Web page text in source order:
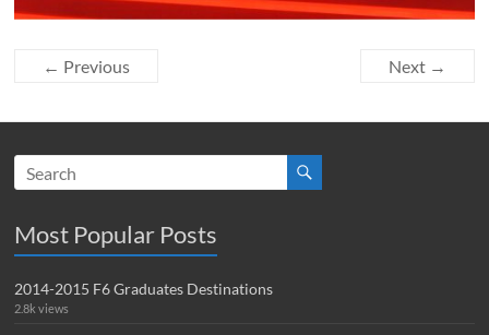
← Previous Next →
Most Popular Posts
2014-2015 F6 Graduates Destinations
2.8k views